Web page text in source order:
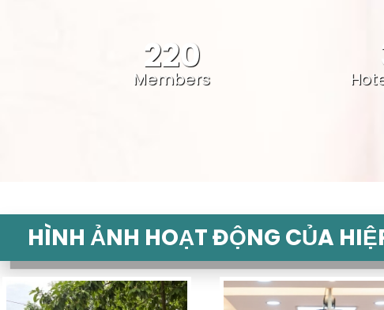
220
Members
HÌNH ẢNH HOẠT ĐỘNG CỦA